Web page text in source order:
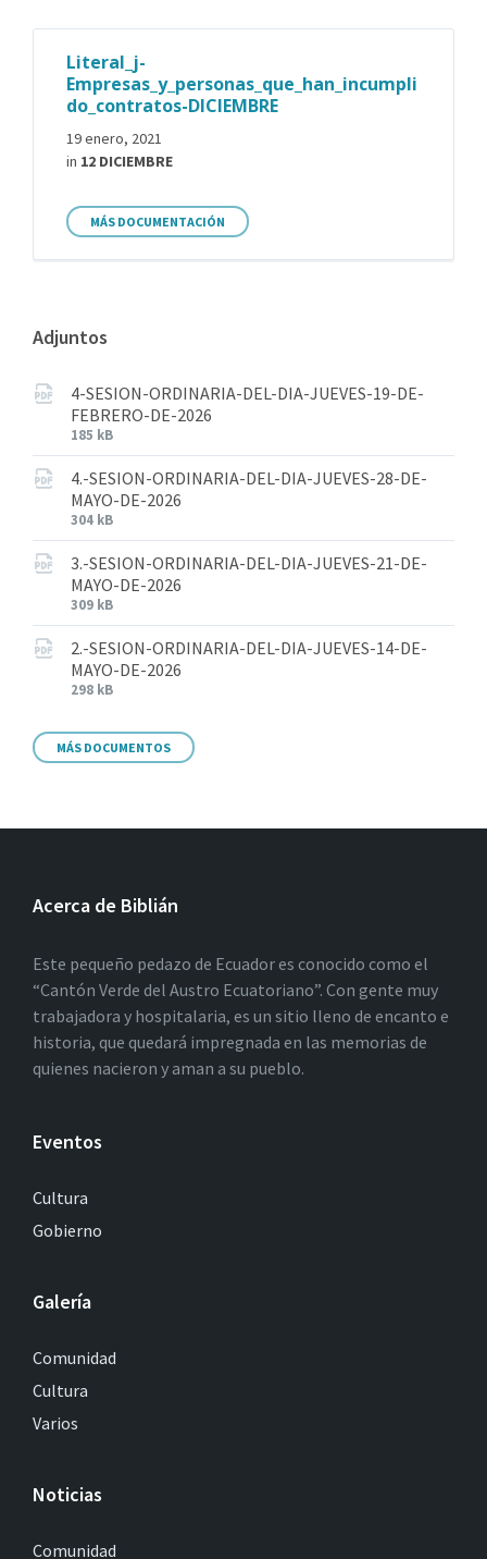
Literal_j-
Empresas_y_personas_que_han_incumpli
do_contratos-DICIEMBRE
19 enero, 2021
in 12 DICIEMBRE
MÁS DOCUMENTACIÓN
Adjuntos
4-SESION-ORDINARIA-DEL-DIA-JUEVES-19-DE-
FEBRERO-DE-2026
185 kB
4.-SESION-ORDINARIA-DEL-DIA-JUEVES-28-DE-
MAYO-DE-2026
304 kB
3.-SESION-ORDINARIA-DEL-DIA-JUEVES-21-DE-
MAYO-DE-2026
309 kB
2.-SESION-ORDINARIA-DEL-DIA-JUEVES-14-DE-
MAYO-DE-2026
298 kB
MÁS DOCUMENTOS
Acerca de Biblián
Este pequeño pedazo de Ecuador es conocido como el
“Cantón Verde del Austro Ecuatoriano”. Con gente muy
trabajadora y hospitalaria, es un sitio lleno de encanto e
historia, que quedará impregnada en las memorias de
quienes nacieron y aman a su pueblo.
Eventos
Cultura
Gobierno
Galería
Comunidad
Cultura
Varios
Noticias
Comunidad